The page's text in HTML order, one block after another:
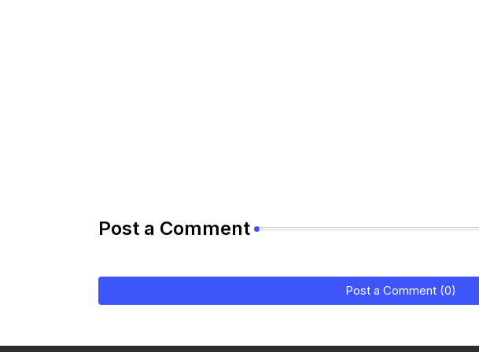
Post a Comment
Post a Comment (0)